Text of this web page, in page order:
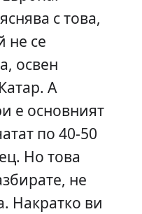
с това,
не се
освен
А
е основният
по 40-50
Но това
не
Накратко ви